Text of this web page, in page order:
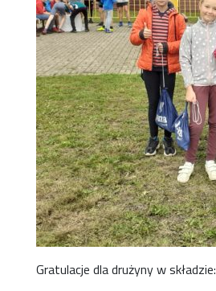
Gratulacje dla drużyny w składzie: